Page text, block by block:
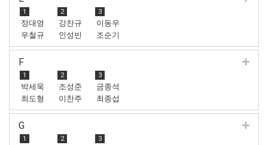
1
정대영
우철규
2
강찬규
인성빈
3
이동우
조순기
F
1
박세욱
최도형
2
조성준
이찬주
3
금종석
최종섭
G
1 2 3